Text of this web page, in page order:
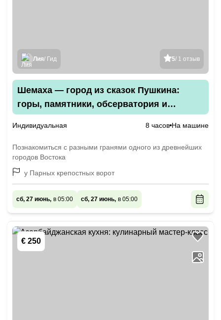
5/ 1 отзыв
Лия/ Гид
Шемаха — город из сказок Пушкина:
горы, памятники, обсерватория и
Индивидуальная 8 часов На машине
Познакомиться с разными гранями одного из древнейших
городов Востока
у Парных крепостных ворот
сб, 27 июнь, в 05:00 сб, 27 июнь, в 05:00
€ 250